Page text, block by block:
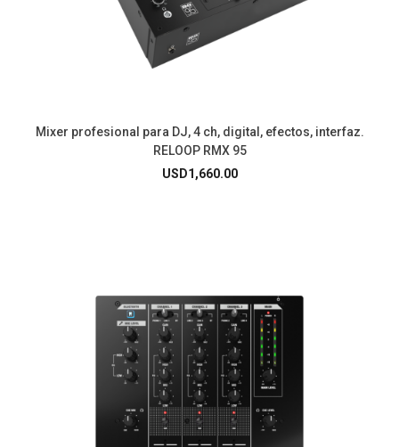
Mixer profesional para DJ, 4 ch, digital, efectos, interfaz.
RELOOP RMX 95
USD1,660.00